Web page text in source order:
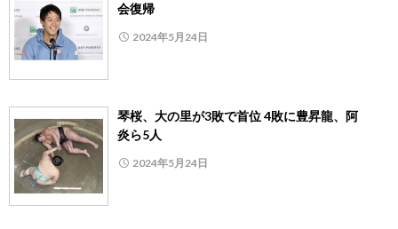
会復帰
2024年5月24日
琴桜、大の里が3敗で首位 4敗に豊昇龍、阿
炎ら5人
2024年5月24日